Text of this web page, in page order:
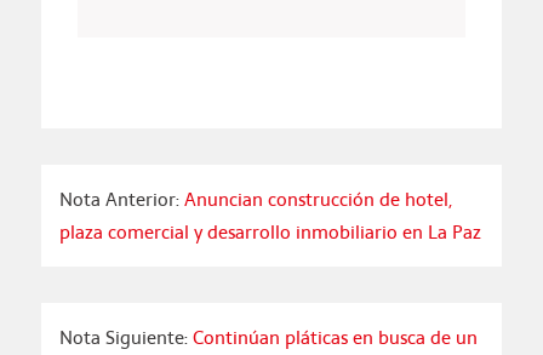
Nota Anterior:Anuncian construcción de hotel,
plaza comercial y desarrollo inmobiliario en La Paz
Nota Siguiente:Continúan pláticas en busca de un